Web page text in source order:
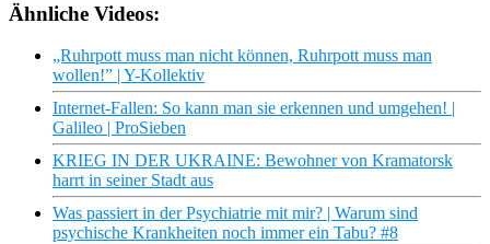
Ähnliche Videos:
„Ruhrpott muss man nicht können, Ruhrpott muss man
wollen!” | Y-Kollektiv
Internet-Fallen: So kann man sie erkennen und umgehen! |
Galileo | ProSieben
KRIEG IN DER UKRAINE: Bewohner von Kramatorsk
harrt in seiner Stadt aus
Was passiert in der Psychiatrie mit mir? | Warum sind
psychische Krankheiten noch immer ein Tabu? #8